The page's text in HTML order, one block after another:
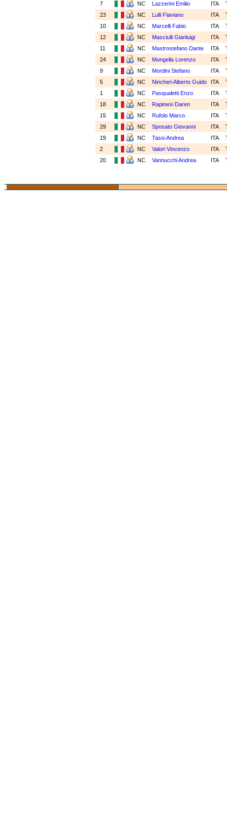
7
NC Lazzerini Emilio ITA
23
NC Lulli Flaviano ITA
10
NC Marcelli Fabio ITA
12
NC Masciulli Gianluigi ITA
11
NC Mastrostefano Dante ITA
24
NC Mongella Lorenzo ITA
9
NC Mordini Stefano ITA
5
NC Nincheri Alberto Guido ITA
1
NC Pasqualetti Enzo ITA
18
NC Rapinesi Daren ITA
15
NC Rufolo Marco ITA
29
NC Sposato Giovanni ITA
19
NC Tassi Andrea ITA
2
NC Valori Vincenzo ITA
20
NC Vannucchi Andrea ITA